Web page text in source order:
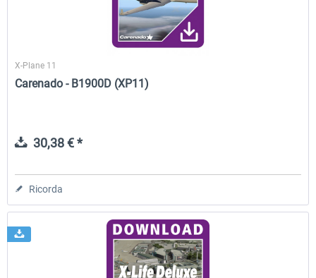
X-Plane 11
Carenado - B1900D (XP11)
30,38 € *
Ricorda